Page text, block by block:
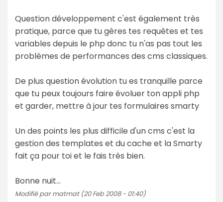
Question développement c'est également très
pratique, parce que tu gères tes requêtes et tes
variables depuis le php donc tu n'as pas tout les
problèmes de performances des cms classiques.
De plus question évolution tu es tranquille parce
que tu peux toujours faire évoluer ton appli php
et garder, mettre à jour tes formulaires smarty
Un des points les plus difficile d'un cms c'est la
gestion des templates et du cache et la Smarty
fait ça pour toi et le fais très bien.
Bonne nuit...
Modifié par matmat (20 Feb 2008 - 01:40)